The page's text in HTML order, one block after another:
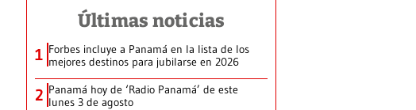
Últimas noticias
1 Forbes incluye a Panamá en la lista de los
mejores destinos para jubilarse en 2026
2 Panamá hoy de ‘Radio Panamá’ de este
lunes 3 de agosto